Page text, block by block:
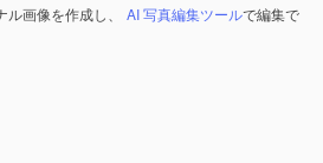
画像を作成し、 AI 写真編集ツールで編集で